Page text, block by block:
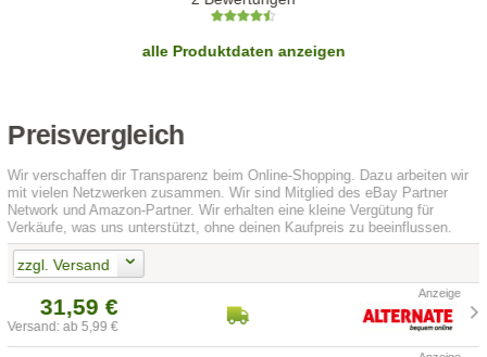
alle Produktdaten anzeigen
Preisvergleich
Wir verschaffen dir Transparenz beim Online-Shopping. Dazu arbeiten wir
mit vielen Netzwerken zusammen. Wir sind Mitglied des eBay Partner
Network und Amazon-Partner. Wir erhalten eine kleine Vergütung für
Verkäufe, was uns unterstützt, ohne deinen Kaufpreis zu beeinflussen.
zzgl. Versand
31,59 €
Versand: ab 5,99 €